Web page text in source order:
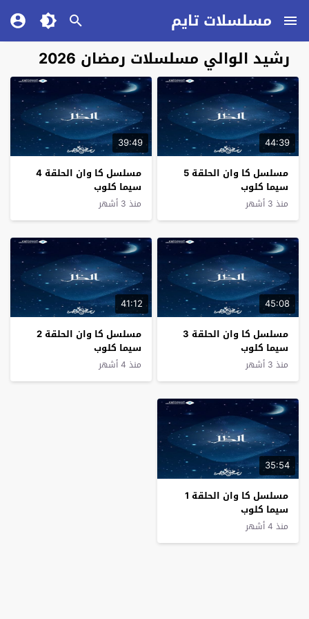
مسلسلات تايم
رشيد الوالي مسلسلات رمضان 2026
44:39
مسلسل كا وان الحلقة 5
سيما كلوب
منذ 3 أشهر
39:49
مسلسل كا وان الحلقة 4
سيما كلوب
منذ 3 أشهر
45:08
مسلسل كا وان الحلقة 3
سيما كلوب
منذ 3 أشهر
41:12
مسلسل كا وان الحلقة 2
سيما كلوب
منذ 4 أشهر
35:54
مسلسل كا وان الحلقة 1
سيما كلوب
منذ 4 أشهر